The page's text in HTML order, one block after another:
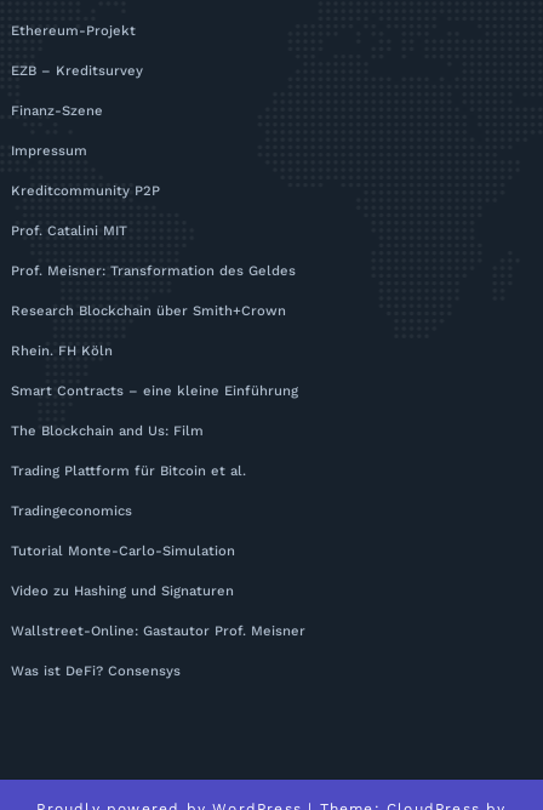
Ethereum-Projekt
EZB – Kreditsurvey
Finanz-Szene
Impressum
Kreditcommunity P2P
Prof. Catalini MIT
Prof. Meisner: Transformation des Geldes
Research Blockchain über Smith+Crown
Rhein. FH Köln
Smart Contracts – eine kleine Einführung
The Blockchain and Us: Film
Trading Plattform für Bitcoin et al.
Tradingeconomics
Tutorial Monte-Carlo-Simulation
Video zu Hashing und Signaturen
Wallstreet-Online: Gastautor Prof. Meisner
Was ist DeFi? Consensys